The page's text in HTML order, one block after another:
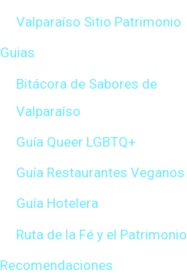
Valparaíso Sitio Patrimonio
Guias
Bitácora de Sabores de
Valparaíso
Guía Queer LGBTQ+
Guía Restaurantes Veganos
Guía Hotelera
Ruta de la Fé y el Patrimonio
Recomendaciones